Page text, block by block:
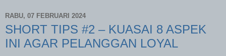
RABU, 07 FEBRUARI 2024
SHORT TIPS #2 – KUASAI 8 ASPEK
INI AGAR PELANGGAN LOYAL